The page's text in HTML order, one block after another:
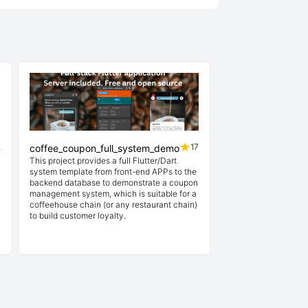
coffee_coupon_full_system_demo
17
This project provides a full Flutter/Dart
system template from front-end APPs to the
backend database to demonstrate a coupon
management system, which is suitable for a
coffeehouse chain (or any restaurant chain)
to build customer loyalty.